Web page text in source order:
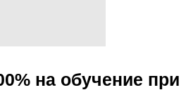
на обучение при